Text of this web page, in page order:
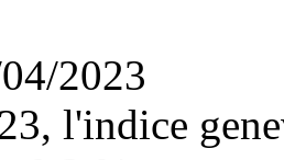
2023
l'indice